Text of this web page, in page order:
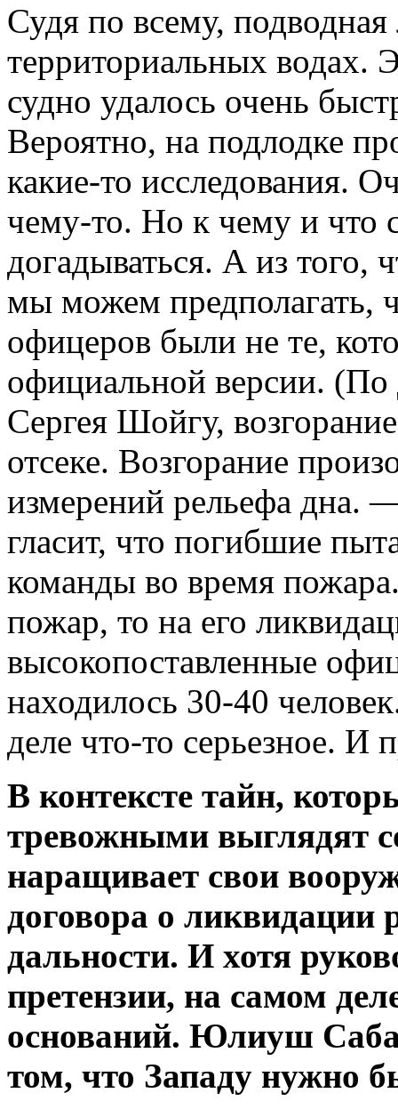
Судя по всему,
территориальных водах.
судно удалось очень
Вероятно, на подлодке
какие-то исследования.
чему-то. Но к чему и что
догадываться. А из того,
мы можем предполагать,
офицеров были не те,
официальной версии.
Сергея Шойгу,
отсеке. Возгорание
измерений рельефа дна.
гласит, что погибшие
команды во время
пожар, то на его
высокопоставленные
находилось 30-40
деле что-то серьезное. И
В контексте тайн,
тревожными выглядят
наращивает свои
договора о ликвидации
дальности. И хотя
претензии, на самом
оснований. Юлиуш
том, что Западу нужно